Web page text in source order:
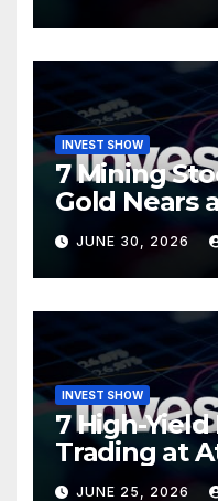
INVEST SHOW
7 Mining
Gold Nears
Turning
JUNE 30, 2026
INVEST SHOW
7 High-
Trading at
Valuations
JUNE 25, 2026